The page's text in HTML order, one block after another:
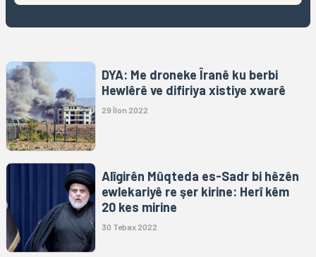
DYA: Me droneke Îranê ku berbi
Hewlêrê ve difiriya xistiye xwarê
29 Îlon 2022
Alîgirên Mûqteda es-Sadr bi hêzên
ewlekariyê re şer kirine: Herî kêm
20 kes mirine
30 Tebax 2022